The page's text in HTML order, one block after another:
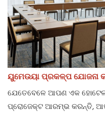
ୟୁମେଉୟା ପ୍ରକଳ୍ପ ଯୋଜନା
ଯେତେବେଳେ ଆପଣ ଏକ
ପ୍ରୋଜେକ୍ଟ ଆରମ୍ଭ କରନ୍ତି,